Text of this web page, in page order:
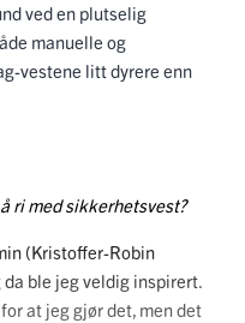
ved en plutselig
manuelle og
vestene litt dyrere enn
ri med sikkerhetsvest?
(Kristoffer-Robin
da ble jeg veldig inspirert.
at jeg gjør det, men det